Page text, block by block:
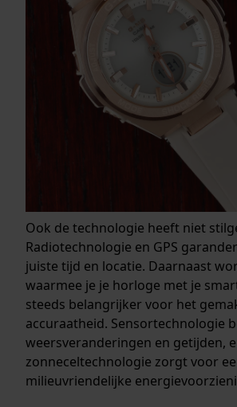
Ook de technologie heeft niet
Radiotechnologie en GPS
juiste tijd en locatie. Daarnaast
waarmee je je horloge met je
steeds belangrijker voor het
accuraatheid. Sensortechnologie
weersveranderingen en getijden,
zonneceltechnologie zorgt voor
milieuvriendelijke